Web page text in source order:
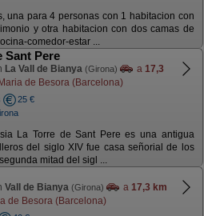
una para 4 personas con 1 habitacion con
y otra habitacion con dos camas de
comedor-estar ...
Sant Pere
La Vall de Bianya (Girona) a 17,3
de Besora (Barcelona)
25 €
La Torre de Sant Pere es una antigua
del siglo XIV fue casa señorial de los
mitad del sigl ...
Vall de Bianya (Girona) a 17,3 km
de Besora (Barcelona)